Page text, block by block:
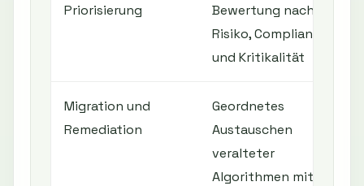
Priorisierung
Bewertung nach
Risiko, Compliance
und Kritikalität
Migration und
Remediation
Geordnetes
Austauschen
veralteter
Algorithmen mit